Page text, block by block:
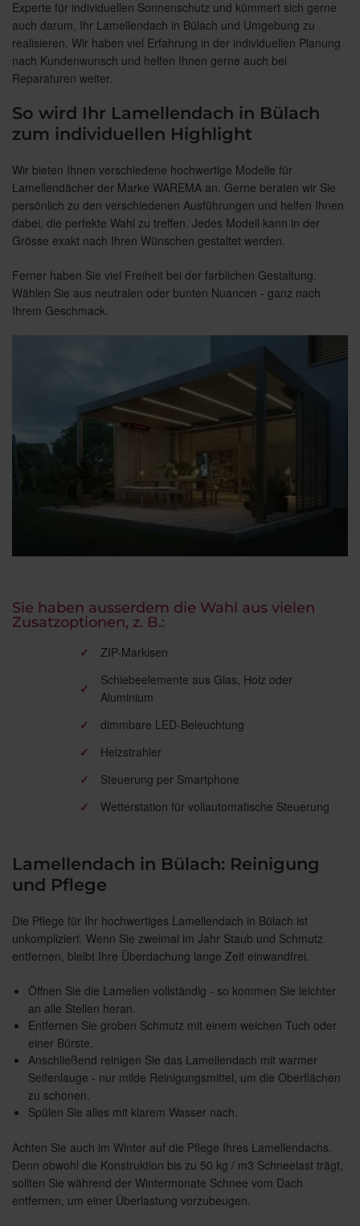
Experte für individuellen Sonnenschutz und kümmert sich gerne
auch darum, Ihr Lamellendach in Bülach und Umgebung zu
realisieren. Wir haben viel Erfahrung in der individuellen Planung
nach Kundenwunsch und helfen Ihnen gerne auch bei
Reparaturen weiter.
So wird Ihr Lamellendach in Bülach
zum individuellen Highlight
Wir bieten Ihnen verschiedene hochwertige Modelle für
Lamellendächer der Marke WAREMA an. Gerne beraten wir Sie
persönlich zu den verschiedenen Ausführungen und helfen Ihnen
dabei, die perfekte Wahl zu treffen. Jedes Modell kann in der
Grösse exakt nach Ihren Wünschen gestaltet werden.
Ferner haben Sie viel Freiheit bei der farblichen Gestaltung.
Wählen Sie aus neutralen oder bunten Nuancen - ganz nach
Ihrem Geschmack.
Sie haben ausserdem die Wahl aus vielen
Zusatzoptionen, z. B.:
✓ ZIP-Markisen
✓
Schiebeelemente aus Glas, Holz oder
Aluminium
✓
dimmbare LED-Beleuchtung
✓
Heizstrahler
✓
Steuerung per Smartphone
✓
Wetterstation für vollautomatische Steuerung
Lamellendach in Bülach: Reinigung
und Pflege
Die Pflege für Ihr hochwertiges Lamellendach in Bülach ist
unkompliziert. Wenn Sie zweimal im Jahr Staub und Schmutz
entfernen, bleibt Ihre Überdachung lange Zeit einwandfrei.
Öffnen Sie die Lamellen vollständig - so kommen Sie leichter
an alle Stellen heran.
Entfernen Sie groben Schmutz mit einem weichen Tuch oder
einer Bürste.
Anschließend reinigen Sie das Lamellendach mit warmer
Seifenlauge - nur milde Reinigungsmittel, um die Oberflächen
zu schonen.
Spülen Sie alles mit klarem Wasser nach.
Achten Sie auch im Winter auf die Pflege Ihres Lamellendachs.
Denn obwohl die Konstruktion bis zu 50 kg / m3 Schneelast trägt,
sollten Sie während der Wintermonate Schnee vom Dach
entfernen, um einer Überlastung vorzubeugen.